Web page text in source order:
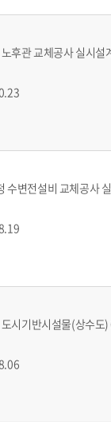
후관 교체공사 실시설
수변전설비 교체공사
시기반시설물(상수도)